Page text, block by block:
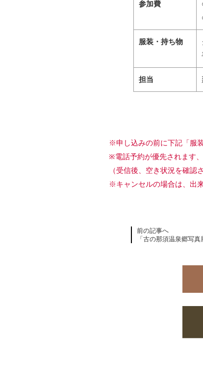
参加費
服装・持ち物
担当
※申し込みの前に下記「服
※電話予約が優先されます
（受信後、空き状況を確認
※キャンセルの場合は、出
前の記事へ
「古の那須温泉郷写真